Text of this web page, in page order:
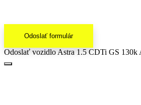
Odoslať formulár
Odoslať vozidlo Astra 1.5 CDTi GS 130k